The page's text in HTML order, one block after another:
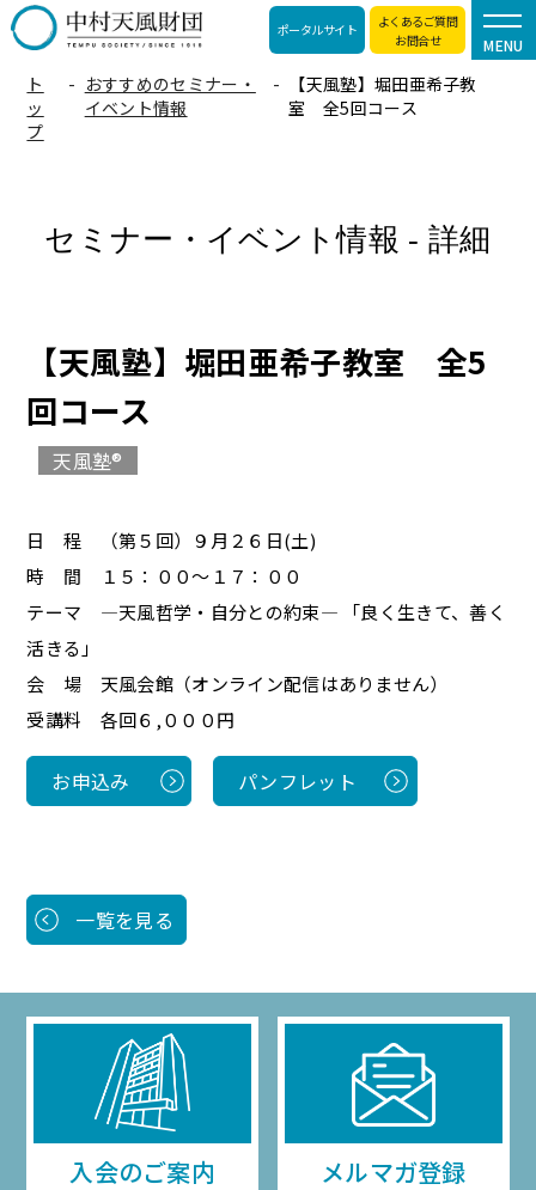
ポータルサイト
よくあるご質問
お問合せ
MENU
ト
ッ
プ
おすすめのセミナー・
イベント情報
【天風塾】堀田亜希子教
室 全5回コース
セミナー・イベント情報 - 詳細
【天風塾】堀田亜希子教室 全5
回コース
天風塾®
日 程 （第５回）９月２６日(土)
時 間 １５：００～１７：００
テーマ ―天風哲学・自分との約束― 「良く生きて、善く
活きる」
会 場 天風会館（オンライン配信はありません）
受講料 各回６,０００円
お申込み パンフレット
一覧を見る
入会のご案内 メルマガ登録